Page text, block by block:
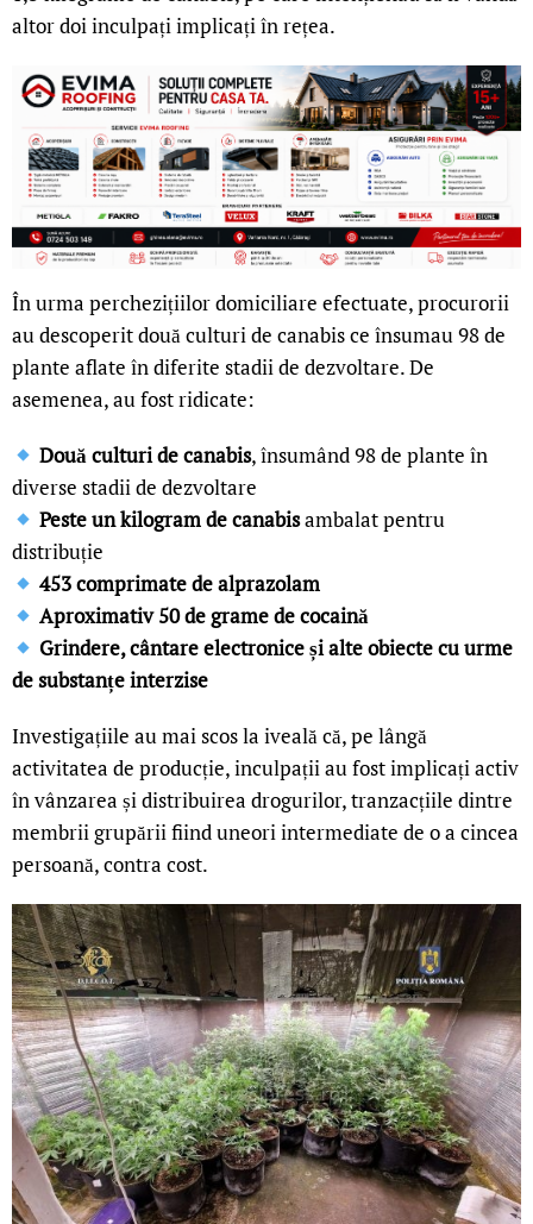
altor doi inculpați implicați în rețea.
În urma perchezițiilor domiciliare efectuate, procurorii
au descoperit două culturi de canabis ce însumau 98 de
plante aflate în diferite stadii de dezvoltare. De
asemenea, au fost ridicate:
Două culturi de canabis, însumând 98 de plante în
diverse stadii de dezvoltare
Peste un kilogram de canabisambalat pentru
distribuție
453 comprimate de alprazolam
Aproximativ 50 de grame de cocaină
Grindere, cântare electronice și alte obiecte cu urme
de substanțe interzise
Investigațiile au mai scos la iveală că, pe lângă
activitatea de producție, inculpații au fost implicați activ
în vânzarea și distribuirea drogurilor, tranzacțiile dintre
membrii grupării fiind uneori intermediate de o a cincea
persoană, contra cost.